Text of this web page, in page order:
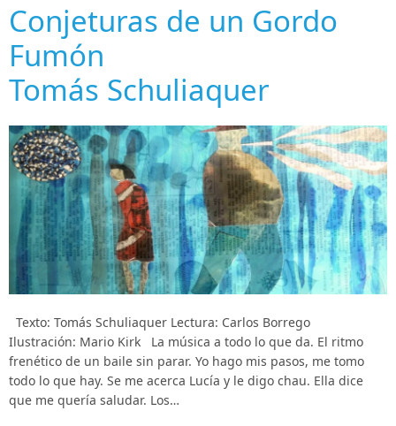
Conjeturas de un Gordo
Fumón
Tomás Schuliaquer
Texto: Tomás Schuliaquer Lectura: Carlos Borrego
Ilustración: Mario Kirk La música a todo lo que da. El ritmo
frenético de un baile sin parar. Yo hago mis pasos, me tomo
todo lo que hay. Se me acerca Lucía y le digo chau. Ella dice
que me quería saludar. Los…